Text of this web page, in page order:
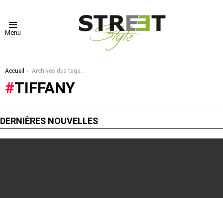
Menu
Vous êtes ici :
Accueil Archives des tags : Tiffany
TIFFANY
DERNIÈRES NOUVELLES